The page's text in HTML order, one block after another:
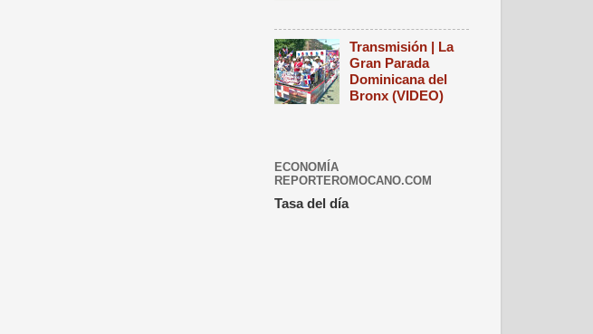
Transmisión | La
Gran Parada
Dominicana del
Bronx (VIDEO)
ECONOMÍA
REPORTEROMOCANO.COM
Tasa del día